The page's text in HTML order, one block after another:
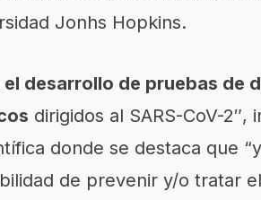
Jonhs Hopkins.
desarrollo de pruebas de
dirigidos al SARS-CoV-2″,
donde se destaca que
de prevenir y/o tratar